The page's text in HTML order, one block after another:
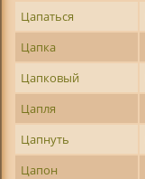
Цапаться
Цапка
Цапковый
Цапля
Цапнуть
Цапон